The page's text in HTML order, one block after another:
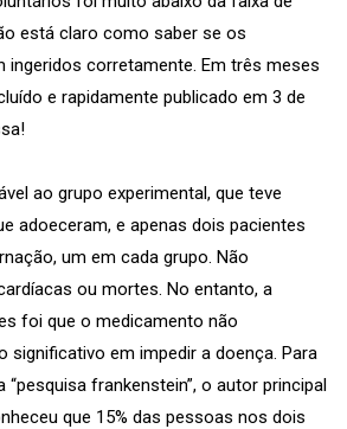
está claro como saber se os
corretamente. Em três meses
e rapidamente publicado em 3 de
ao grupo experimental, que teve
adoeceram, e apenas dois pacientes
um em cada grupo. Não
ou mortes. No entanto, a
foi que o medicamento não
significativo em impedir a doença. Para
“pesquisa frankenstein”, o autor principal
que 15% das pessoas nos dois